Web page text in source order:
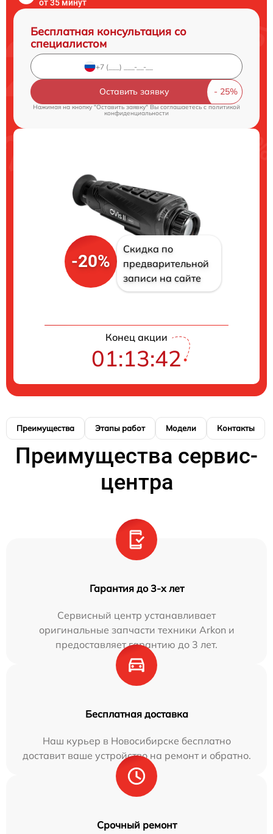
от 35 минут
Бесплатная консультация со
специалистом
Оставить заявку
Нажимая на кнопку "Оставить заявку" Вы соглашаетесь c политикой
конфиденциальности
-20%
Скидка по
предварительной
записи на сайте
Конец акции
01:13:41
Преимущества Этапы работ Модели Контакты
Преимущества сервис-
центра
Гарантия до 3-х лет
Сервисный центр устанавливает
оригинальные запчасти техники Arkon и
предоставляет гарантию до 3 лет.
Бесплатная доставка
Наш курьер в Новосибирске бесплатно
доставит ваше устройство на ремонт и обратно.
Срочный ремонт